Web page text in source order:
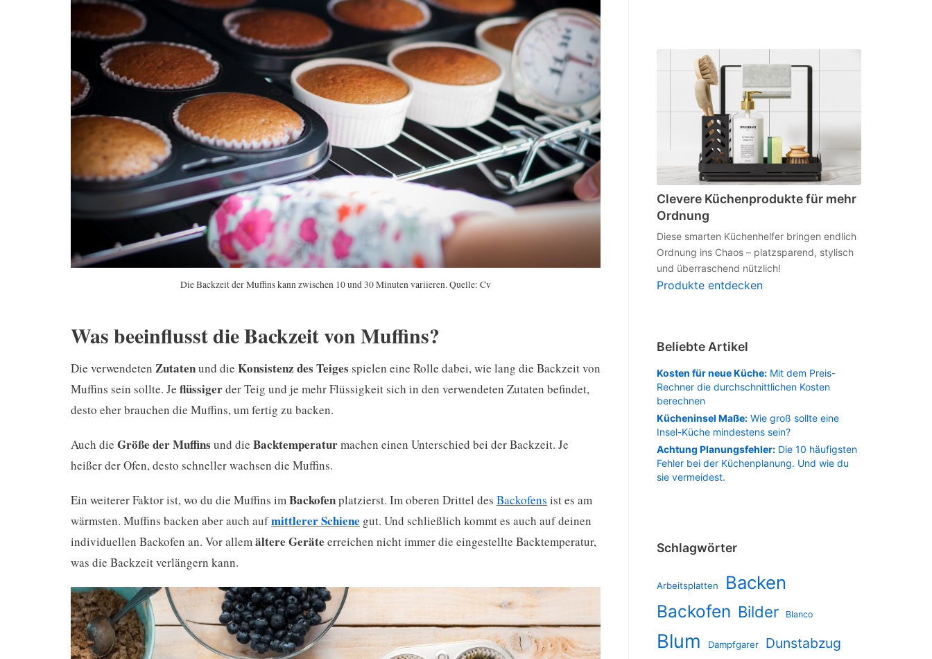
Die Backzeit der Muffins kann zwischen 10 und 30 Minuten variieren. Quelle: Cv
Was beeinflusst die Backzeit von Muffins?
Die verwendeten Zutatenund die Konsistenz des Teiges spielen eine Rolle dabei, wie lang die Backzeit von
Muffins sein sollte. Je flüssigerder Teig und je mehr Flüssigkeit sich in den verwendeten Zutaten befindet,
desto eher brauchen die Muffins, um fertig zu backen.
Auch die Größe der Muffins und die Backtemperaturmachen einen Unterschied bei der Backzeit. Je
heißer der Ofen, desto schneller wachsen die Muffins.
Ein weiterer Faktor ist, wo du die Muffins imBackofenplatzierst. Im oberen Drittel des Backofens ist es am
wärmsten. Muffins backen aber auch aufmittlerer Schiene gut. Und schließlich kommt es auch auf deinen
individuellen Backofen an. Vor allemältere Geräte erreichen nicht immer die eingestellte Backtemperatur,
was die Backzeit verlängern kann.
Clevere Küchenprodukte für mehr
Ordnung
Diese smarten Küchenhelfer bringen endlich
Ordnung ins Chaos – platzsparend, stylisch
und überraschend nützlich!
Produkte entdecken
Beliebte Artikel
Kosten für neue Küche: Mit dem Preis-
Rechner die durchschnittlichen Kosten
berechnen
Kücheninsel Maße: Wie groß sollte eine
Insel-Küche mindestens sein?
Achtung Planungsfehler: Die 10 häufigsten
Fehler bei der Küchenplanung. Und wie du
sie vermeidest.
Schlagwörter
Arbeitsplatten Backen
Backofen Bilder Blanco
Blum Dampfgarer
Dunstabzug